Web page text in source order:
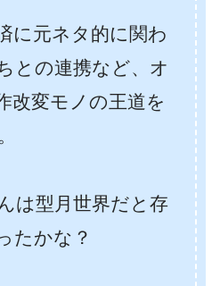
に元ネタ的に関わ
との連携など、オ
改変モノの王道を
は型月世界だと存
たかな？